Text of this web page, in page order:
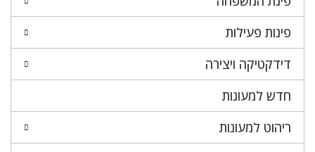
פינות פעילות
דידקטיקה ויצירה
חדש למעונות
ריהוט למעונות